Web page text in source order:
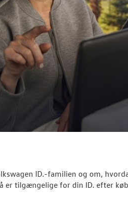
ID.-familien og om,
er tilgængelige for din ID. efter